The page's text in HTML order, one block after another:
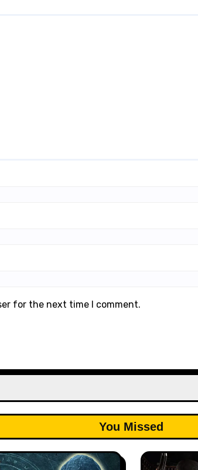
for the next time I comment.
You Missed